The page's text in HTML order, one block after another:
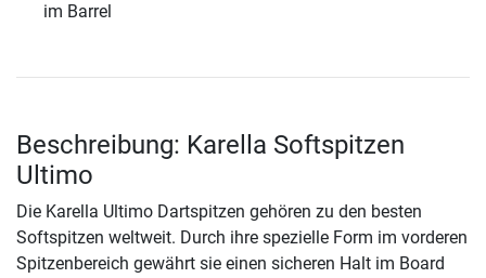
im Barrel
Beschreibung: Karella Softspitzen
Ultimo
Die Karella Ultimo Dartspitzen gehören zu den besten
Softspitzen weltweit. Durch ihre spezielle Form im vorderen
Spitzenbereich gewährt sie einen sicheren Halt im Board